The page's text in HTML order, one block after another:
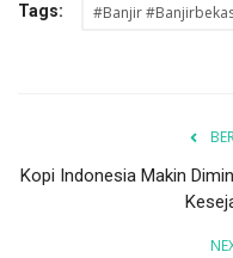
Tags: #Banjir
Kopi Indonesia Makin